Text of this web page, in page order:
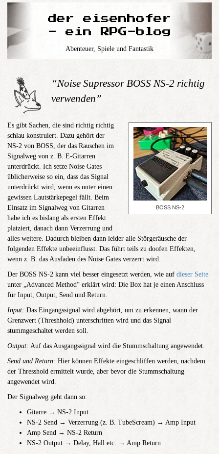
der eisenhofer
- ein RPG-blog
Abenteuer, Spiele und Fantastik
“Noise Supressor BOSS NS-2 richtig
verwenden”
BOSS NS-2
Es gibt Sachen, die sind richtig richtig
schlau konstruiert. Dazu gehört der
NS-2 von BOSS, der das Rauschen im
Signalweg von z. B. E-Gitarren
unterdrückt. Ich setze Noise Gates
üblicherweise so ein, dass das Signal
unterdrückt wird, wenn es unter einen
gewissen Lautstärkepegel fällt. Beim
Einsatz im Signalweg von Gitarren
habe ich es bislang als ersten Effekt
platziert, danach dann Verzerrung und
alles weitere. Dadurch bleiben dann leider alle Störgeräusche der
folgenden Effekte unbeeinflusst. Das führt teils zu doofen Effekten,
wenn z. B. das Ausfaden des Noise Gates verzerrt wird.
Der BOSS NS-2 kann viel besser eingesetzt werden, wie auf dieser Seite
unter „Advanced Method“ erklärt wird: Die Box hat je einen Anschluss
für Input, Output, Send und Return.
Input: Das Eingangssignal wird abgehört, um zu erkennen, wann der
Grenzwert (Threshhold) unterschritten wird und das Signal
stummgeschaltet werden soll.
Output: Auf das Ausgangssignal wird die Stummschaltung angewendet.
Send und Return: Hier können Effekte eingeschliffen werden, nachdem
der Thresshold ermittelt wurde, aber bevor die Stummschaltung
angewendet wird.
Der Signalweg geht dann so:
Gitarre → NS-2 Input
NS-2 Send → Verzerrung (z. B. TubeScream) → Amp Input
Amp Send → NS-2 Return
NS-2 Output → Delay, Hall etc. → Amp Return